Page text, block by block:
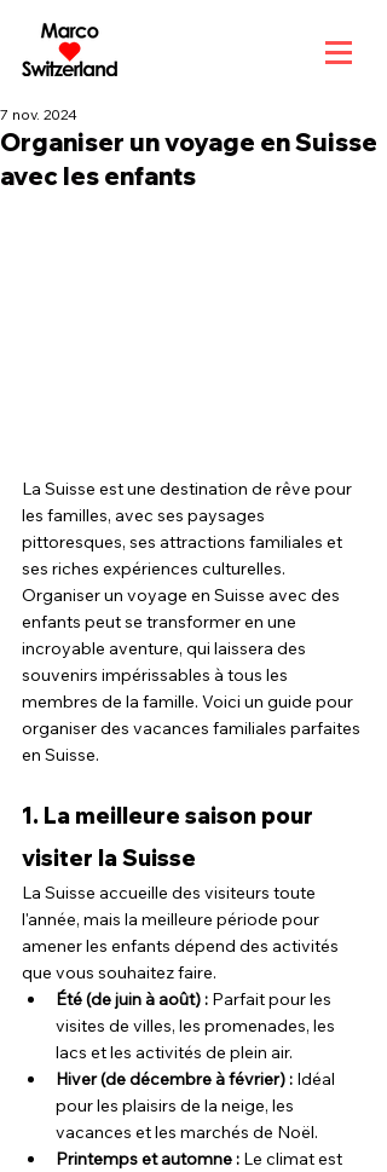
Organiser un voyage en Suisse
avec les enfants
7 nov. 2024
La Suisse est une destination de rêve pour
les familles, avec ses paysages
pittoresques, ses attractions familiales et
ses riches expériences culturelles.
Organiser un voyage en Suisse avec des
enfants peut se transformer en une
incroyable aventure, qui laissera des
souvenirs impérissables à tous les
membres de la famille. Voici un guide pour
organiser des vacances familiales parfaites
en Suisse.
1. La meilleure saison pour
visiter la Suisse
La Suisse accueille des visiteurs toute
l'année, mais la meilleure période pour
amener les enfants dépend des activités
que vous souhaitez faire.
Été (de juin à août) : Parfait pour les
visites de villes, les promenades, les
lacs et les activités de plein air.
Hiver (de décembre à février) : Idéal
pour les plaisirs de la neige, les
vacances et les marchés de Noël.
Printemps et automne : Le climat est